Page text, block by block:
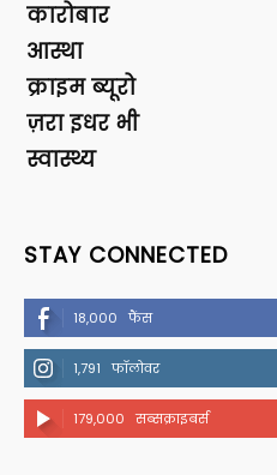
कारोबार
आस्था
क्राइम ब्यूरो
ज़रा इधर भी
स्वास्थ्य
STAY CONNECTED
18,000 फैंस
1,791 फॉलोवर
179,000 सब्सक्राइबर्स